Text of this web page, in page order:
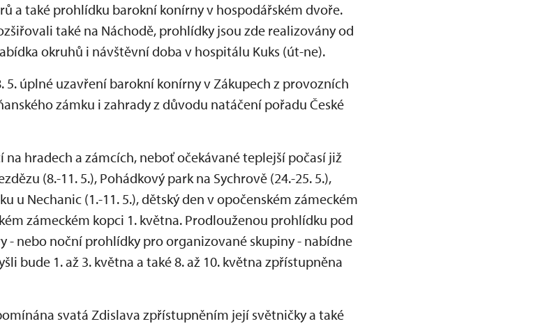
a také prohlídku barokní konírny v hospodářském dvoře.
také na Náchodě, prohlídky jsou zde realizovány od
okruhů i návštěvní doba v hospitálu Kuks (út-ne).
úplné uzavření barokní konírny v Zákupech z provozních
zámku i zahrady z důvodu natáčení pořadu České
hradech a zámcích, neboť očekávané teplejší počasí již
(8.-11. 5.), Pohádkový park na Sychrově (24.-25. 5.),
u Nechanic (1.-11. 5.), dětský den v opočenském zámeckém
zámeckém kopci 1. května. Prodlouženou prohlídku pod
- nebo noční prohlídky pro organizované skupiny - nabídne
bude 1. až 3. května a také 8. až 10. května zpřístupněna
svatá Zdislava zpřístupněním její světničky a také